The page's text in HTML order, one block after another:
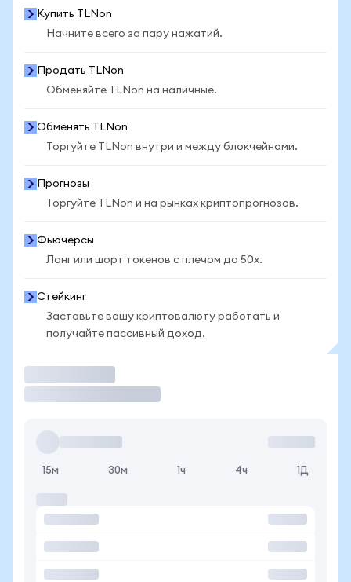
Купить TLNon
Начните всего за пару нажатий.
Продать TLNon
Обменяйте TLNon на наличные.
Обменять TLNon
Торгуйте TLNon внутри и между блокчейнами.
Прогнозы
Торгуйте TLNon и на рынках криптопрогнозов.
Фьючерсы
Лонг или шорт токенов с плечом до 50x.
Стейкинг
Заставьте вашу криптовалюту работать и
получайте пассивный доход.
15м 30м 1ч 4ч 1Д